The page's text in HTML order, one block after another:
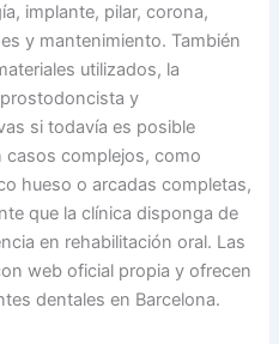
implante, pilar, corona,
y mantenimiento. También
utilizados, la
y
si todavía es posible
casos complejos, como
hueso o arcadas completas,
que la clínica disponga de
en rehabilitación oral. Las
web oficial propia y ofrecen
dentales en Barcelona.